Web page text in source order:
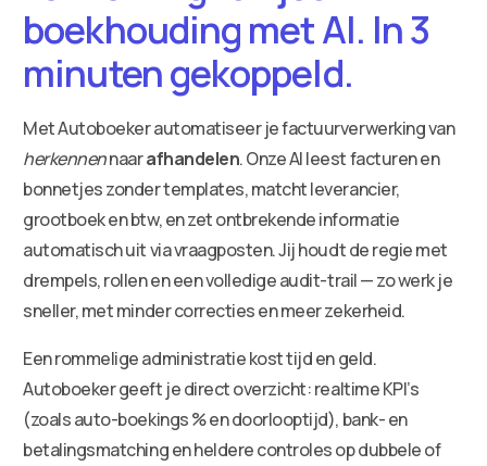
boekhouding met AI. In 3
minuten gekoppeld.
Met Autoboeker automatiseer je factuurverwerking van
herkennennaarafhandelen. Onze AI leest facturen en
bonnetjes zonder templates, matcht leverancier,
grootboek en btw, en zet ontbrekende informatie
automatisch uit via vraagposten. Jij houdt de regie met
drempels, rollen en een volledige audit-trail — zo werk je
sneller, met minder correcties en meer zekerheid.
Een rommelige administratie kost tijd en geld.
Autoboeker geeft je direct overzicht: realtime KPI’s
(zoals auto-boekings % en doorlooptijd), bank- en
betalingsmatching en heldere controles op dubbele of